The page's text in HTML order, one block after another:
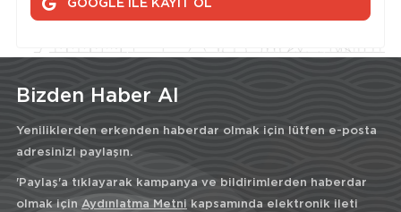
GOOGLE İLE KAYIT OL
Bizden Haber Al
Yeniliklerden erkenden haberdar olmak için lütfen e-posta
adresinizi paylaşın.
'Paylaş'a tıklayarak kampanya ve bildirimlerden haberdar
olmak için Aydınlatma Metni kapsamında elektronik ileti